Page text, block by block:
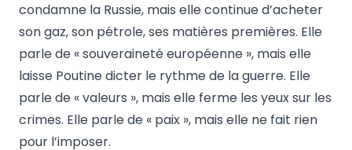
condamne la Russie, mais elle continue d’acheter
son gaz, son pétrole, ses matières premières. Elle
parle de « souveraineté européenne », mais elle
laisse Poutine dicter le rythme de la guerre. Elle
parle de « valeurs », mais elle ferme les yeux sur les
crimes. Elle parle de « paix », mais elle ne fait rien
pour l’imposer.